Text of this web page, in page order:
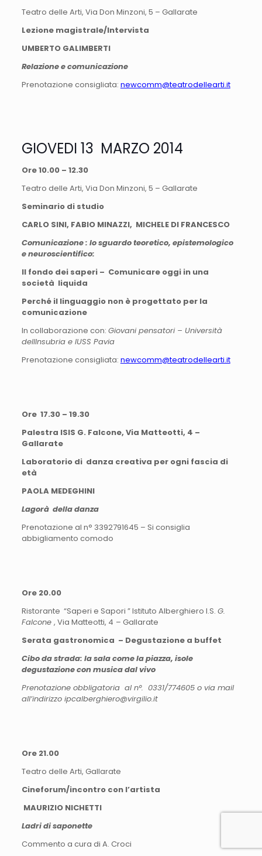
Teatro delle Arti, Via Don Minzoni, 5 – Gallarate
Lezione magistrale/Intervista
UMBERTO GALIMBERTI
Relazione e comunicazione
Prenotazione consigliata: newcomm@teatrodellearti.it
GIOVEDI 13 MARZO 2014
Ore 10.00 – 12.30
Teatro delle Arti, Via Don Minzoni, 5 – Gallarate
Seminario di studio
CARLO SINI, FABIO MINAZZI, MICHELE DI FRANCESCO
Comunicazione : lo sguardo teoretico, epistemologico
e neuroscientifico:
Il fondo dei saperi – Comunicare oggi in una
società liquida
Perché il linguaggio non è progettato per la
comunicazione
In collaborazione con: Giovani pensatori – Università
dellInsubria e IUSS Pavia
Prenotazione consigliata: newcomm@teatrodellearti.it
Ore 17.30 – 19.30
Palestra ISIS G. Falcone, Via Matteotti, 4 –
Gallarate
Laboratorio di danza creativa per ogni fascia di
età
PAOLA MEDEGHINI
Lagorà della danza
Prenotazione al n° 3392791645 – Si consiglia
abbigliamento comodo
Ore 20.00
Ristorante “Saperi e Sapori ” Istituto Alberghiero I.S. G.
Falcone , Via Matteotti, 4 – Gallarate
Serata gastronomica – Degustazione a buffet
Cibo da strada: la sala come la piazza, isole
degustazione con musica dal vivo
Prenotazione obbligatoria al n°. 0331/774605 o via mail
all’indirizzo ipcalberghiero@virgilio.it
Ore 21.00
Teatro delle Arti, Gallarate
Cineforum/incontro con l’artista
MAURIZIO NICHETTI
Ladri di saponette
Commento a cura di A. Croci